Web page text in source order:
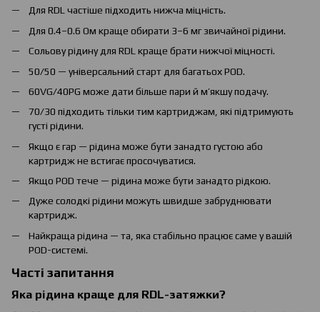
Для RDL частіше підходить нижча міцність.
Для 0.4–0.6 Ом краще обирати 3–6 мг звичайної рідини.
Сольову рідину для RDL краще брати нижчої міцності.
50/50 — універсальний старт для багатьох POD.
60VG/40PG може дати більше пари й м’якшу подачу.
70/30 підходить тільки тим картриджам, які підтримують
густі рідини.
Якщо є гар — рідина може бути занадто густою або
картридж не встигає просочуватися.
Якщо POD тече — рідина може бути занадто рідкою.
Дуже солодкі рідини можуть швидше забруднювати
картридж.
Найкраща рідина — та, яка стабільно працює саме у вашій
POD-системі.
Часті запитання
Яка рідина краще для RDL-затяжки?